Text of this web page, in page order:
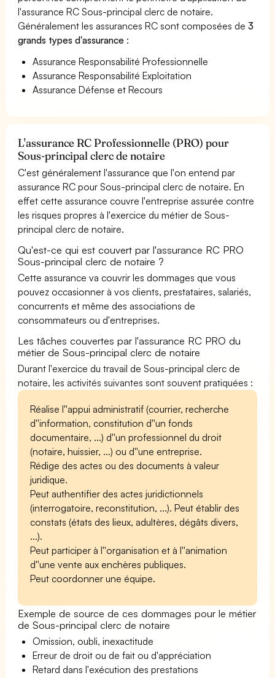
l'assurance RC Sous-principal clerc de notaire.
Généralement les assurances RC sont composées de3
grands types d'assurance :
Assurance Responsabilité Professionnelle
Assurance Responsabilité Exploitation
Assurance Défense et Recours
L'assurance RC Professionnelle (PRO) pour
Sous-principal clerc de notaire
C'est généralement l'assurance que l'on entend par
assurance RC pour Sous-principal clerc de notaire. En
effet cette assurance couvre l'entreprise assurée contre
les risques propres à l'exercice du métier de Sous-
principal clerc de notaire.
Qu'est-ce qui est couvert par l'assurance RC PRO
Sous-principal clerc de notaire ?
Cette assurance va couvrir les dommages que vous
pouvez occasionner à vos clients, prestataires, salariés,
concurrents et même des associations de
consommateurs ou d'entreprises.
Les tâches couvertes par l'assurance RC PRO du
métier de Sous-principal clerc de notaire
Durant l'exercice du travail de Sous-principal clerc de
notaire, les activités suivantes sont souvent pratiquées :
Réalise l''appui administratif (courrier, recherche
d''information, constitution d''un fonds
documentaire, ...) d''un professionnel du droit
(notaire, huissier, ...) ou d''une entreprise.
Rédige des actes ou des documents à valeur
juridique.
Peut authentifier des actes juridictionnels
(interrogatoire, reconstitution, ...). Peut établir des
constats (états des lieux, adultères, dégâts divers,
...).
Peut participer à l''organisation et à l''animation
d''une vente aux enchères publiques.
Peut coordonner une équipe.
Exemple de source de ces dommages pour le métier
de Sous-principal clerc de notaire
Omission, oubli, inexactitude
Erreur de droit ou de fait ou d'appréciation
Retard dans l'exécution des prestations